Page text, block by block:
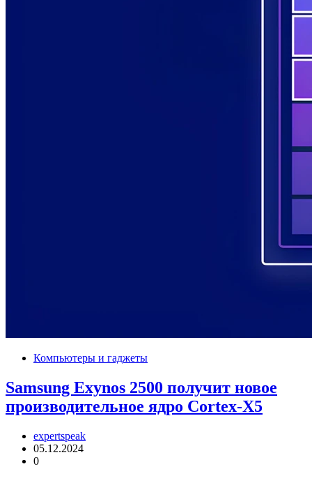
Компьютеры и гаджеты
Samsung Exynos 2500 получит новое
производительное ядро Cortex-X5
expertspeak
05.12.2024
0